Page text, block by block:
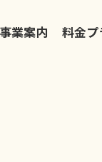
事業案内 料金プ